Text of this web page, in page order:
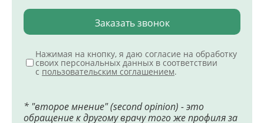
Заказать звонок
Нажимая на кнопку, я даю согласие на обработку
своих персональных данных в соответствии
с пользовательским соглашением.
* "второе мнение" (second opinion) - это
обращение к другому врачу того же профиля за